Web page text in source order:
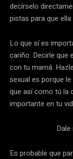
decírselo
pistas para que ella
Lo que sí es
cariño. Decirle que
con tu mamá.
sexual es porque
que así como tú la
importante en tu
Es probable que